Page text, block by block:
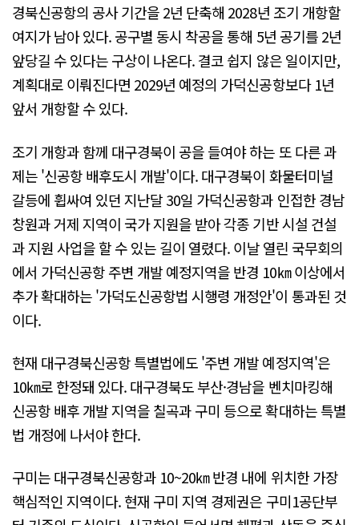
경북신공항의 공사 기간을 2년 단축해 2028년 조기 개항할
여지가 남아 있다. 공구별 동시 착공을 통해 5년 공기를 2년
앞당길 수 있다는 구상이 나온다. 결코 쉽지 않은 일이지만,
계획대로 이뤄진다면 2029년 예정의 가덕신공항보다 1년
앞서 개항할 수 있다.
조기 개항과 함께 대구경북이 공을 들여야 하는 또 다른 과
제는 '신공항 배후도시 개발'이다. 대구경북이 화물터미널
갈등에 휩싸여 있던 지난달 30일 가덕신공항과 인접한 경남
창원과 거제 지역이 국가 지원을 받아 각종 기반 시설 건설
과 지원 사업을 할 수 있는 길이 열렸다. 이날 열린 국무회의
에서 가덕신공항 주변 개발 예정지역을 반경 10㎞ 이상에서
추가 확대하는 '가덕도신공항법 시행령 개정안'이 통과된 것
이다.
현재 대구경북신공항 특별법에도 '주변 개발 예정지역'은
10㎞로 한정돼 있다. 대구경북도 부산·경남을 벤치마킹해
신공항 배후 개발 지역을 칠곡과 구미 등으로 확대하는 특별
법 개정에 나서야 한다.
구미는 대구경북신공항과 10~20㎞ 반경 내에 위치한 가장
핵심적인 지역이다. 현재 구미 지역 경제권은 구미1공단부